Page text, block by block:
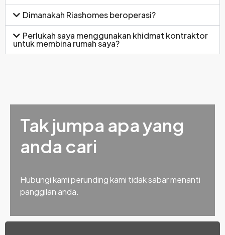
Dimanakah Riashomes beroperasi?
Perlukah saya menggunakan khidmat kontraktor
untuk membina rumah saya?
Tak jumpa apa yang
anda cari
Hubungi kami perunding kami tidak sabar menanti
panggilan anda.